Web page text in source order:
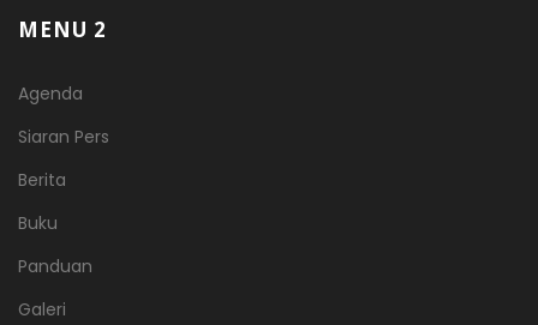
MENU 2
Agenda
Siaran Pers
Berita
Buku
Panduan
Galeri